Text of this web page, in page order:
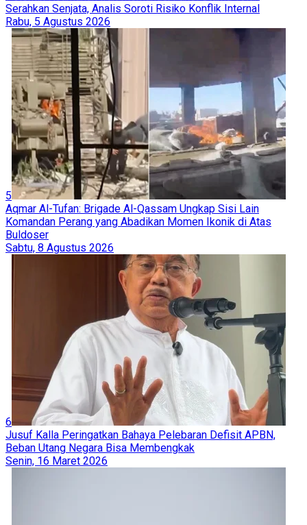
Serahkan Senjata, Analis Soroti Risiko Konflik Internal
Rabu, 5 Agustus 2026
5
Aqmar Al-Tufan: Brigade Al-Qassam Ungkap Sisi Lain
Komandan Perang yang Abadikan Momen Ikonik di Atas
Buldoser
Sabtu, 8 Agustus 2026
6
Jusuf Kalla Peringatkan Bahaya Pelebaran Defisit APBN,
Beban Utang Negara Bisa Membengkak
Senin, 16 Maret 2026